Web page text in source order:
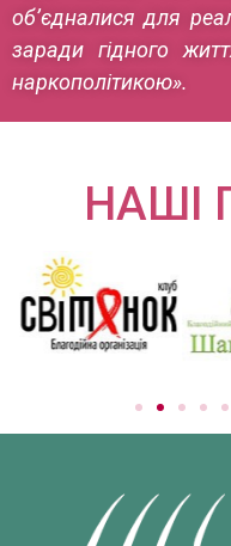
об’єдналися для
заради гідного
наркополітикою».
НАШІ